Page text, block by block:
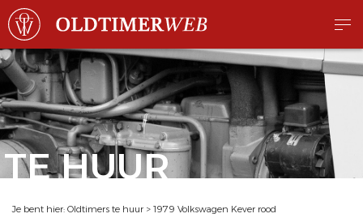
TE HUUR
Je bent hier: Oldtimers te huur > 1979 Volkswagen Kever rood